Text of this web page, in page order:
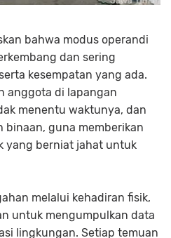
bahwa modus operandi
dan sering
kesempatan yang ada.
anggota di lapangan
menentu waktunya, dan
binaan, guna memberikan
yang berniat jahat untuk
melalui kehadiran fisik,
untuk mengumpulkan data
lingkungan. Setiap temuan